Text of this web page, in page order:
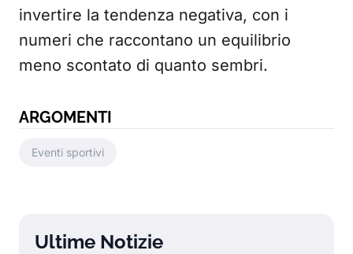
invertire la tendenza negativa, con i
numeri che raccontano un equilibrio
meno scontato di quanto sembri.
ARGOMENTI
Eventi sportivi
Ultime Notizie